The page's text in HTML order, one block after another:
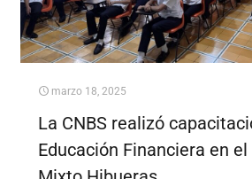
marzo 18, 2025
La CNBS realizó
Educación Financiera en